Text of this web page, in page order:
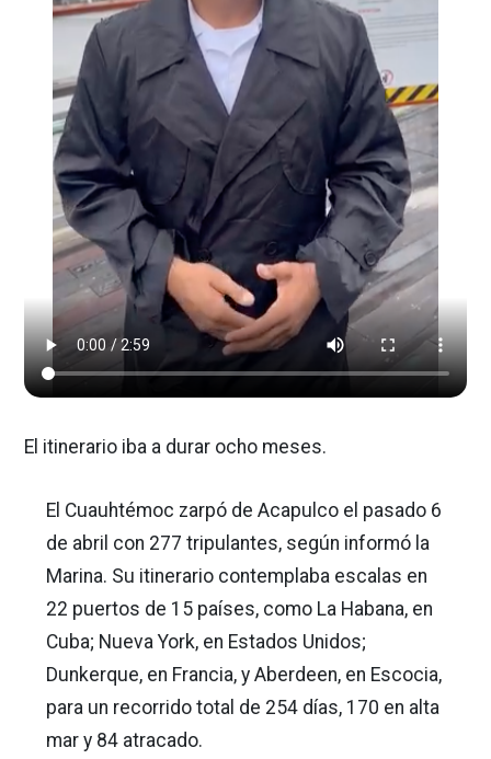
El itinerario iba a durar ocho meses.
El Cuauhtémoc zarpó de Acapulco el pasado 6
de abril con 277 tripulantes, según informó la
Marina. Su itinerario contemplaba escalas en
22 puertos de 15 países, como La Habana, en
Cuba; Nueva York, en Estados Unidos;
Dunkerque, en Francia, y Aberdeen, en Escocia,
para un recorrido total de 254 días, 170 en alta
mar y 84 atracado.